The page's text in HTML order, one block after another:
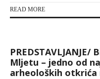
READ MORE
Mljetu – jedno od
arheoloških otkrića